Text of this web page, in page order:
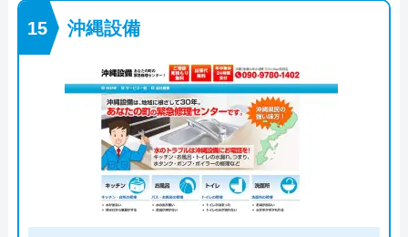
沖縄設備